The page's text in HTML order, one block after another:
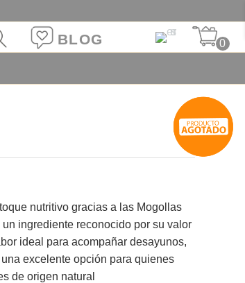
BLOG 0
nutritivo gracias a las Mogollas
ingrediente reconocido por su valor
ideal para acompañar desayunos,
excelente opción para quienes
de origen natural